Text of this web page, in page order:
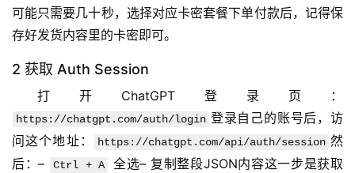
可能只需要几十秒，选择对应卡密套餐下单付款后，记得保
存好发货内容里的卡密即可。
2 获取 Auth Session
打开ChatGPT登录页：
https://chatgpt.com/auth/login 登录自己的账号后，访
问这个地址：
https://chatgpt.com/api/auth/session 然
后：–
Ctrl + A
全选– 复制整段JSON内容这一步是获取